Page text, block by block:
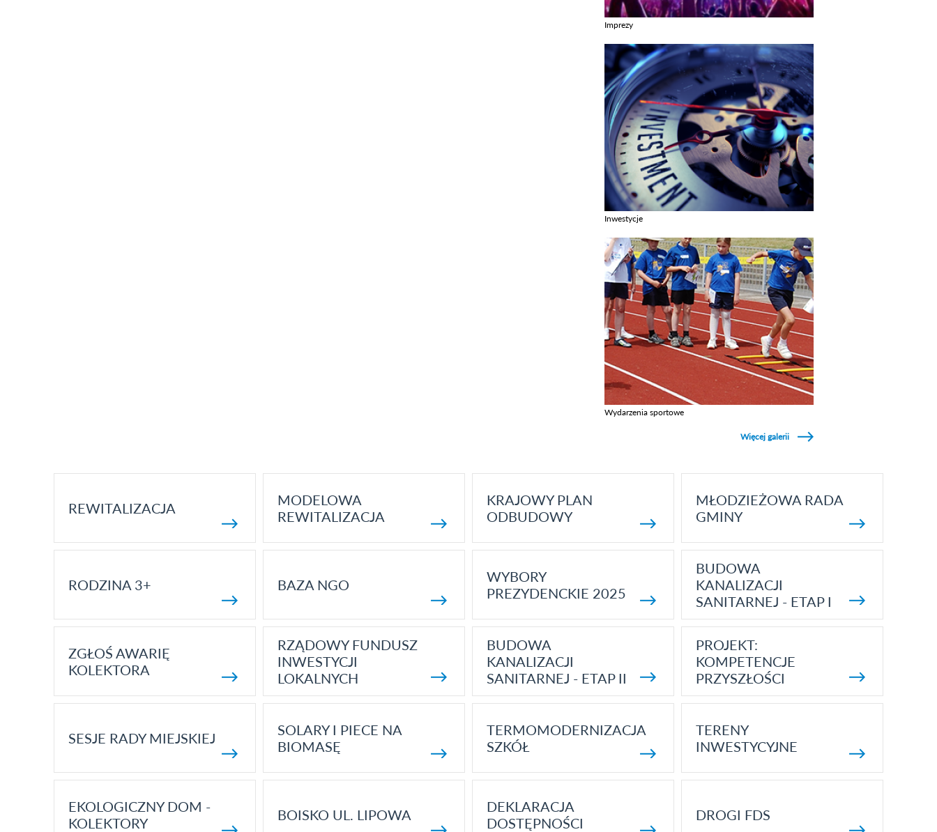
Imprezy
Inwestycje
Wydarzenia sportowe
Więcej galerii
REWITALIZACJA
MODELOWA
REWITALIZACJA
KRAJOWY PLAN
ODBUDOWY
MŁODZIEŻOWA RADA
GMINY
RODZINA 3+ BAZA NGO
WYBORY
PREZYDENCKIE 2025
BUDOWA
KANALIZACJI
SANITARNEJ - ETAP I
ZGŁOŚ AWARIĘ
KOLEKTORA
RZĄDOWY FUNDUSZ
INWESTYCJI
LOKALNYCH
BUDOWA
KANALIZACJI
SANITARNEJ - ETAP II
PROJEKT:
KOMPETENCJE
PRZYSZŁOŚCI
SESJE RADY MIEJSKIEJ
SOLARY I PIECE NA
BIOMASĘ
TERMOMODERNIZACJA
SZKÓŁ
TERENY
INWESTYCYJNE
EKOLOGICZNY DOM -
KOLEKTORY
BOISKO UL. LIPOWA
DEKLARACJA
DOSTĘPNOŚCI
DROGI FDS